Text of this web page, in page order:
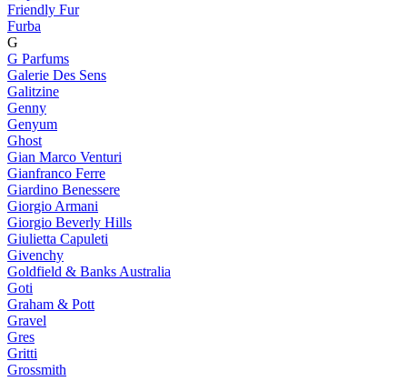
Friendly Fur
Furba
G
G Parfums
Galerie Des Sens
Galitzine
Genny
Genyum
Ghost
Gian Marco Venturi
Gianfranco Ferre
Giardino Benessere
Giorgio Armani
Giorgio Beverly Hills
Giulietta Capuleti
Givenchy
Goldfield & Banks Australia
Goti
Graham & Pott
Gravel
Gres
Gritti
Grossmith